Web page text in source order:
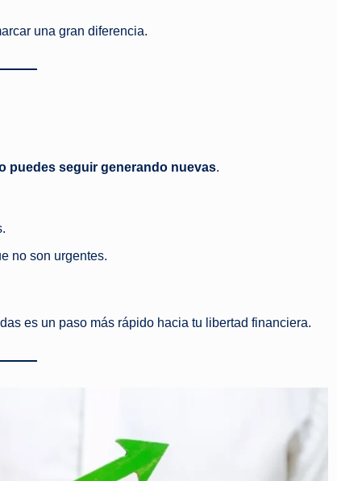
una gran diferencia.
puedes seguir generando nuevas.
no son urgentes.
es un paso más rápido hacia tu libertad financiera.